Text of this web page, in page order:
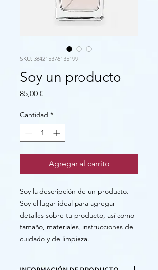
SKU: 364215376135199
Soy un producto
85,00 €
Cantidad *
Agregar al carrito
Soy la descripción de un producto.
Soy el lugar ideal para agregar
detalles sobre tu producto, así como
tamaño, materiales, instrucciones de
cuidado y de limpieza.